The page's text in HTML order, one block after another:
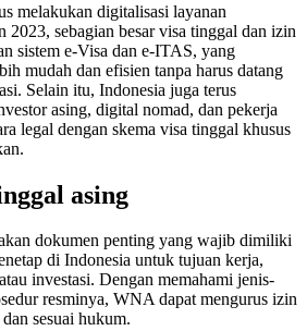
melakukan digitalisasi layanan
2023, sebagian besar visa tinggal dan izin
sistem e-Visa dan e-ITAS, yang
mudah dan efisien tanpa harus datang
Selain itu, Indonesia juga terus
asing, digital nomad, dan pekerja
legal dengan skema visa tinggal khusus
asing
dokumen penting yang wajib dimiliki
di Indonesia untuk tujuan kerja,
investasi. Dengan memahami jenis-
resminya, WNA dapat mengurus izin
sesuai hukum.